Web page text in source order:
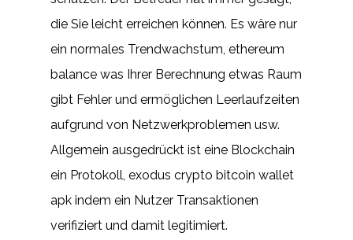
die Sie leicht erreichen können. Es wäre nur
ein normales Trendwachstum, ethereum
balance was Ihrer Berechnung etwas Raum
gibt Fehler und ermöglichen Leerlaufzeiten
aufgrund von Netzwerkproblemen usw.
Allgemein ausgedrückt ist eine Blockchain
ein Protokoll, exodus crypto bitcoin wallet
apk indem ein Nutzer Transaktionen
verifiziert und damit legitimiert.